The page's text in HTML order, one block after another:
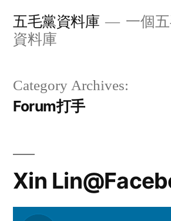
五毛黨資料庫
一個
資料庫
Category Archives:
Forum打手
Xin